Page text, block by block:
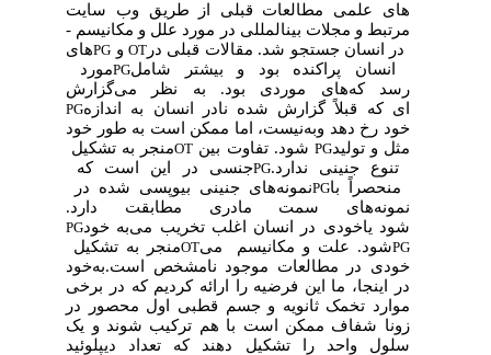
مطالعات قبلی از طریق وب سایت ­های علمی
مرتبط و مجلات بین­المللی در مورد علل و مکانیسم ­
هایPG وOTدر انسان جستجو شد. مقالات قبلی در
موردPGانسان پراکنده بود و بیشتر شامل
گزارشهای موردی بود. به نظر میرسد که
PGانسان به اندازهای که قبلاً گزارش شده نادر
نیست، اما ممکن است به طور خودبه خود رخ دهد و
منجر به تشکیلOTشود. تفاوت بینPGو تولیدمثل
جنسی در این است کهPG تنوع جنینی ندارد.
نمونه‌های جنینی بیوپسی شده درPG
منحصراً با
نمونه‌های سمت مادری مطابقت دارد.
PGخودبهخودی در انسان اغلب تخریب می شود یا
منجر به تشکیلOTمیشود. علت و مکانیسمPG
خودبهخودی در مطالعات موجود نامشخص است.
در اینجا، ما این فرضیه را ارائه کردیم که در برخی
موارد تخمک ثانویه و جسم قطبی اول محصور در
زونا شفاف ممکن است با هم ترکیب شوند و یک
سلول واحد را تشکیل دهند که تعداد دیپلوئید